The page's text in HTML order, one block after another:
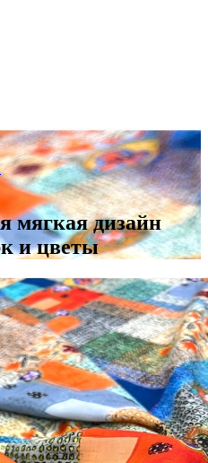
мягкая дизайн
и цветы